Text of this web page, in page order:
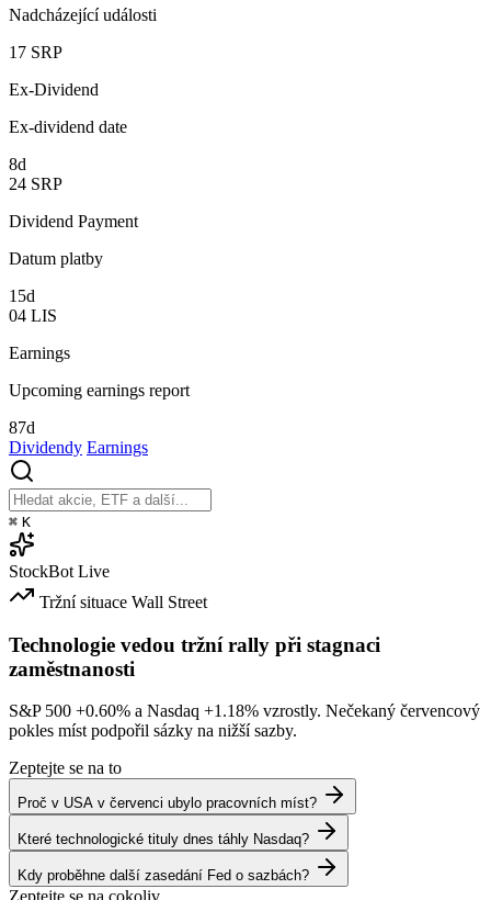
Nadcházející události
17 SRP
Ex-Dividend
Ex-dividend date
8d
24 SRP
Dividend Payment
Datum platby
15d
04 LIS
Earnings
Upcoming earnings report
87d
Dividendy Earnings
⌘ K
StockBot Live
Tržní situace Wall Street
Technologie vedou tržní rally při stagnaci
zaměstnanosti
S&P 500 +0.60% a Nasdaq +1.18% vzrostly. Nečekaný červencový
pokles míst podpořil sázky na nižší sazby.
Zeptejte se na to
Proč v USA v červenci ubylo pracovních míst?
Které technologické tituly dnes táhly Nasdaq?
Kdy proběhne další zasedání Fed o sazbách?